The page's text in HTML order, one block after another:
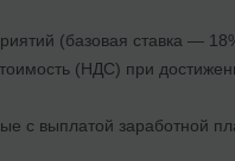
(базовая ставка —
(НДС) при
с выплатой заработной